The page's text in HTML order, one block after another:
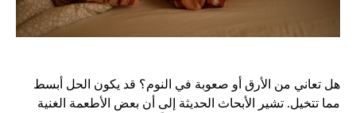
هل تعاني من الأرق أو صعوبة في النوم؟ قد يكون الحل أبسط
مما تتخيل. تشير الأبحاث الحديثة إلى أن بعض الأطعمة الغنية